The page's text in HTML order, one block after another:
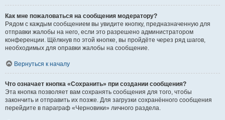
Как мне пожаловаться на сообщения модератору?
Рядом с каждым сообщением вы увидите кнопку, предназначенную для
отправки жалобы на него, если это разрешено администратором
конференции. Щёлкнув по этой кнопке, вы пройдёте через ряд шагов,
необходимых для оправки жалобы на сообщение.
Вернуться к началу
Что означает кнопка «Сохранить» при создании сообщения?
Эта кнопка позволяет вам сохранять сообщения для того, чтобы
закончить и отправить их позже. Для загрузки сохранённого сообщения
перейдите в параграф «Черновики» личного раздела.